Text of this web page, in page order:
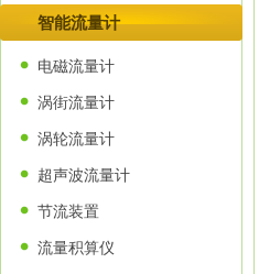
智能流量计
电磁流量计
涡街流量计
涡轮流量计
超声波流量计
节流装置
流量积算仪